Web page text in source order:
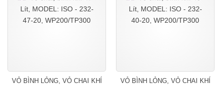
VỎ BÌNH LỎNG, VỎ CHAI KHÍ VỎ BÌNH LỎNG, VỎ CHAI KHÍ